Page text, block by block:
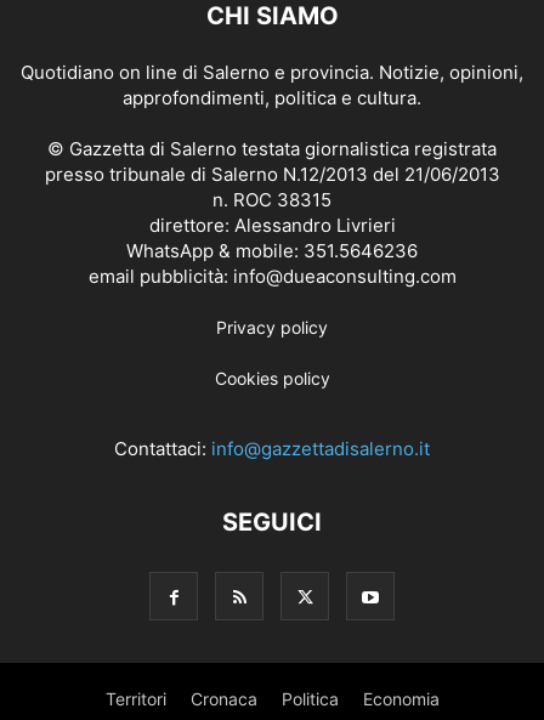
CHI SIAMO
Quotidiano on line di Salerno e provincia. Notizie, opinioni,
approfondimenti, politica e cultura.
© Gazzetta di Salerno testata giornalistica registrata
presso tribunale di Salerno N.12/2013 del 21/06/2013
n. ROC 38315
direttore: Alessandro Livrieri
WhatsApp & mobile: 351.5646236
email pubblicità: info@dueaconsulting.com
Privacy policy
Cookies policy
Contattaci: info@gazzettadisalerno.it
SEGUICI
Territori Cronaca Politica Economia